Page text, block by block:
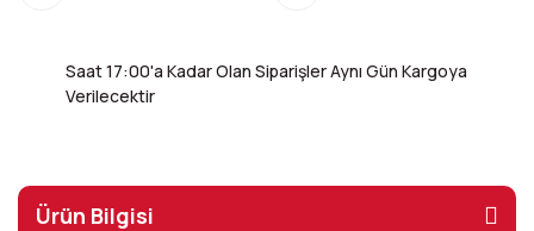
Saat 17:00'a Kadar Olan Siparişler Aynı Gün Kargoya
Verilecektir
Ürün Bilgisi